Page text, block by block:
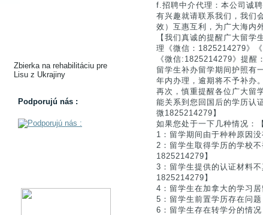
Zbierka na rehabilitáciu pre
Lisu z Ukrajiny
Podporujú nás :
f.招聘中介代理：本公司诚
有兴趣就请联系我们，我们
效）互惠互利，为广大海内
【我们真诚的提醒广大留
理《微信：1825214279》
《微信:1825214279》提醒
留学生补办留学期间护照有
年内办理，逾期将不予补办
再次，慎重提醒各位广大留
能关系到您回国后的学历认
微1825214279】
如果您处于一下几种情况：
1：留学期间由于种种原因
2：留学生取得学历的学校
1825214279】
3：留学生提供的认证材料
1825214279】
4：留学生在加拿大的学习
5：留学生前置学历存在问
6：留学生存在转学分的情